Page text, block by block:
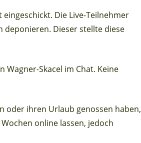
Die Live-Teilnehmer
deponieren. Dieser stellte diese
Skacel im Chat. Keine
oder ihren Urlaub genossen haben,
online lassen, jedoch